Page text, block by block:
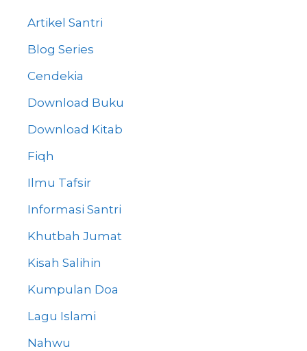
Artikel Santri
Blog Series
Cendekia
Download Buku
Download Kitab
Fiqh
Ilmu Tafsir
Informasi Santri
Khutbah Jumat
Kisah Salihin
Kumpulan Doa
Lagu Islami
Nahwu